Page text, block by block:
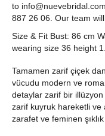
to info@nuevebridal.com
887 26 06. Our team
Size & Fit Bust: 86 cm
wearing size 36 height
Tamamen zarif çiçek
vücudu modern ve
detaylar zarif bir
zarif kuyruk hareketli ve
zarafet ve feminen